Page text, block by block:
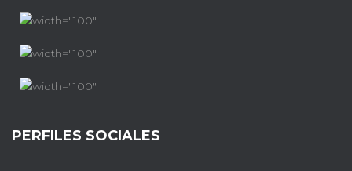
PERFILES SOCIALES